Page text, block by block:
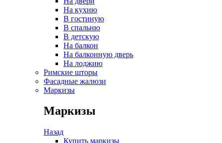
На кухню
В гостиную
В спальню
В детскую
На балкон
На балконную дверь
На лоджию
Римские шторы
Фасадные жалюзи
Маркизы
Маркизы
Назад
Купить маркизы